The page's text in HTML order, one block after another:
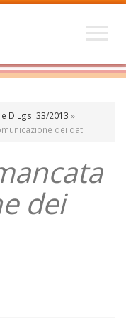
D.Lgs. 33/2013 »
dei dati
dei